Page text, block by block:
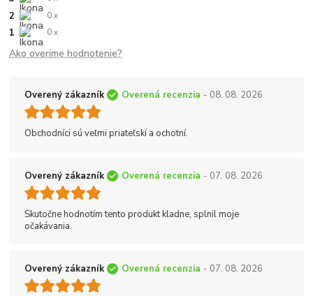
2 0 x
1 0 x
Ako overíme hodnotenie?
Overený zákazník Overená recenzia - 08. 08. 2026
Obchodníci sú veľmi priateľskí a ochotní.
Overený zákazník Overená recenzia - 07. 08. 2026
Skutočne hodnotím tento produkt kladne, splnil moje
očakávania.
Overený zákazník Overená recenzia - 07. 08. 2026